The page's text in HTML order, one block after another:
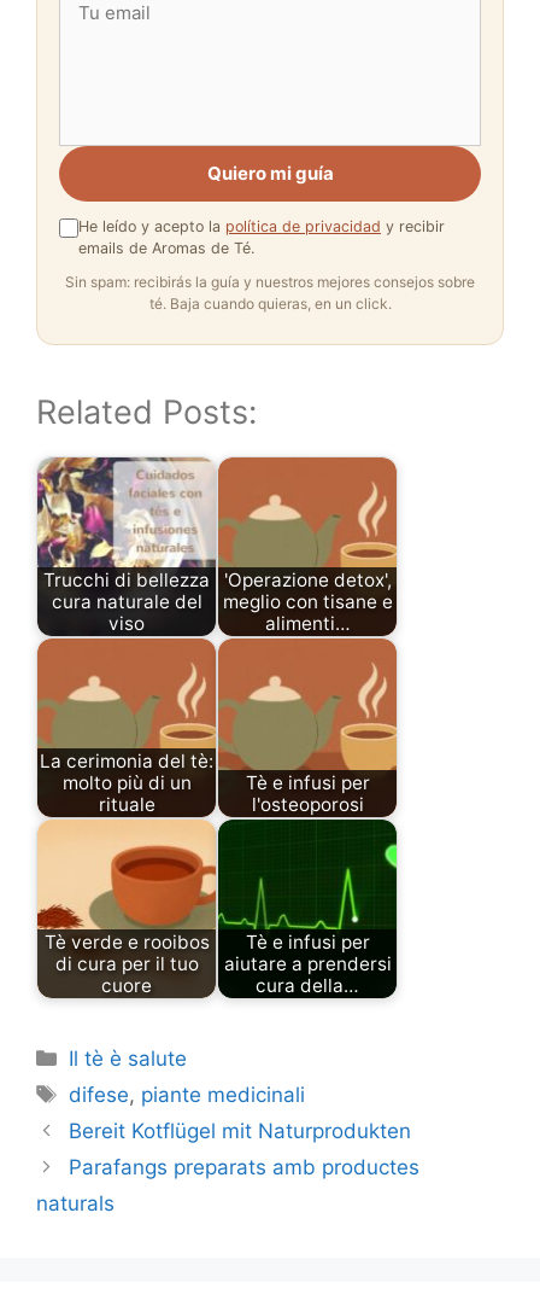
Quiero mi guía
He leído y acepto la política de privacidad y recibir
emails de Aromas de Té.
Sin spam: recibirás la guía y nuestros mejores consejos sobre
té. Baja cuando quieras, en un click.
Related Posts:
Trucchi di bellezza
cura naturale del
viso
'Operazione detox',
meglio con tisane e
alimenti…
La cerimonia del tè:
molto più di un
rituale
Tè e infusi per
l'osteoporosi
Tè verde e rooibos
di cura per il tuo
cuore
Tè e infusi per
aiutare a prendersi
cura della…
Categories
Il tè è salute
Tags
difese, piante medicinali
Bereit Kotflügel mit Naturprodukten
Parafangs preparats amb productes
naturals